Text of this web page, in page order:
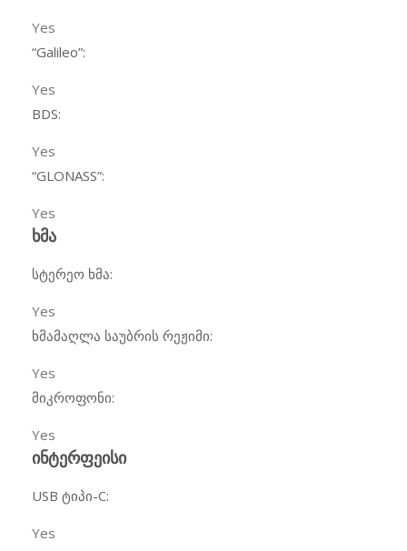
Yes
“Galileo”:
Yes
BDS:
Yes
“GLONASS”:
Yes
ხმა
სტერეო ხმა:
Yes
ხმამაღლა საუბრის რეჟიმი:
Yes
მიკროფონი:
Yes
ინტერფეისი
USB ტიპი-C:
Yes